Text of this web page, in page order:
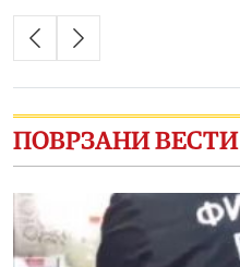
ПОВРЗАНИ ВЕСТИ